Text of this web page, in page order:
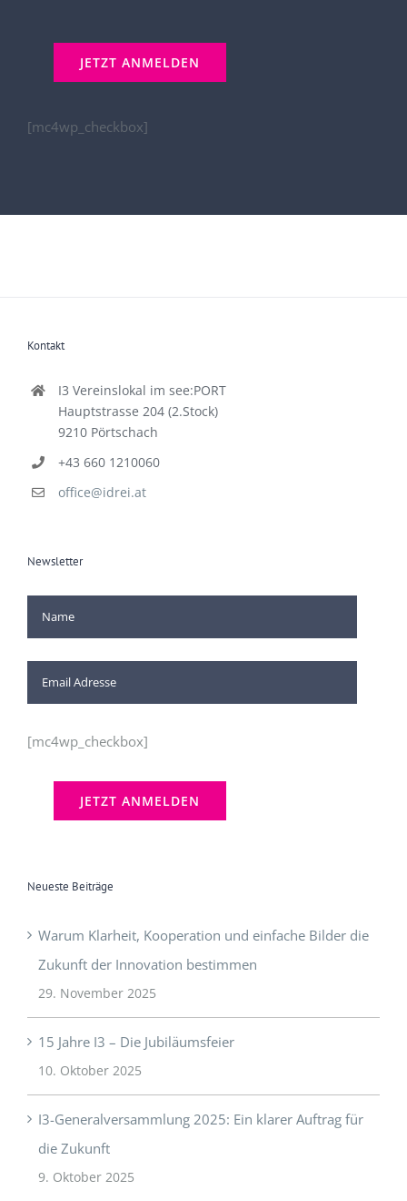
[mc4wp_checkbox]
Kontakt
I3 Vereinslokal im see:PORT
Hauptstrasse 204 (2.Stock)
9210 Pörtschach
+43 660 1210060
office@idrei.at
Newsletter
[mc4wp_checkbox]
Neueste Beiträge
Warum Klarheit, Kooperation und einfache Bilder die
Zukunft der Innovation bestimmen
29. November 2025
15 Jahre I3 – Die Jubiläumsfeier
10. Oktober 2025
I3-Generalversammlung 2025: Ein klarer Auftrag für
die Zukunft
9. Oktober 2025